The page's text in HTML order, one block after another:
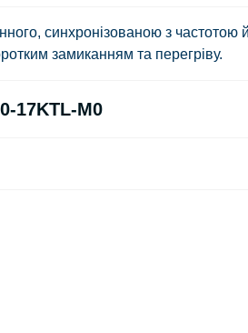
синхронізованою з частотою
замиканням та перегріву.
17KTL-M0